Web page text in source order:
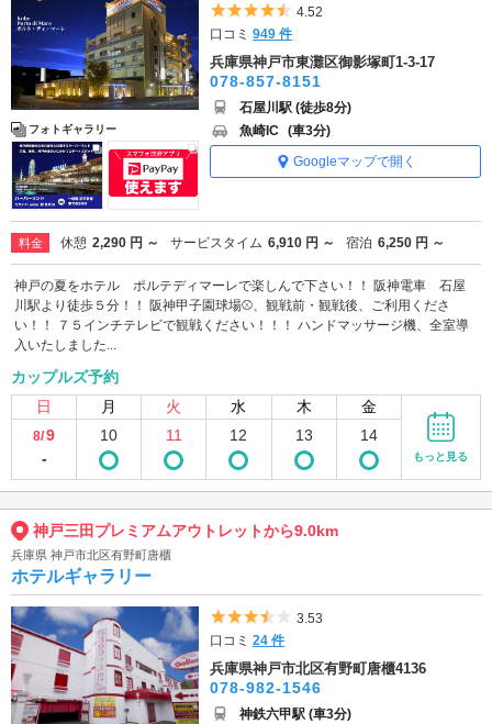
フォトギャラリー
5つ星のうち4.5
4.52
口コミ949 件
兵庫県神戸市東灘区御影塚町1-3-17
078-857-8151
石屋川駅 (徒歩8分)
魚崎IC (車3分)
Googleマップで開く
料金 休憩 2,290 円 ～ サービスタイム 6,910 円 ～ 宿泊 6,250 円 ～
神戸の夏をホテル ポルテディマーレで楽しんで下さい！！ 阪神電車 石屋
川駅より徒歩５分！！ 阪神甲子園球場⚾、観戦前・観戦後、ご利用くださ
い！！ ７５インチテレビで観戦ください！！！ ハンドマッサージ機、全室導
入いたしました...
カップルズ予約
日
月 火 水 木 金
8/9
-
10 11 12 13 14
もっと見る
神戸三田プレミアムアウトレットから9.0km
兵庫県 神戸市北区有野町唐櫃
ホテルギャラリー
5つ星のうち3.5
3.53
口コミ24 件
兵庫県神戸市北区有野町唐櫃4136
078-982-1546
神鉄六甲駅 (車3分)